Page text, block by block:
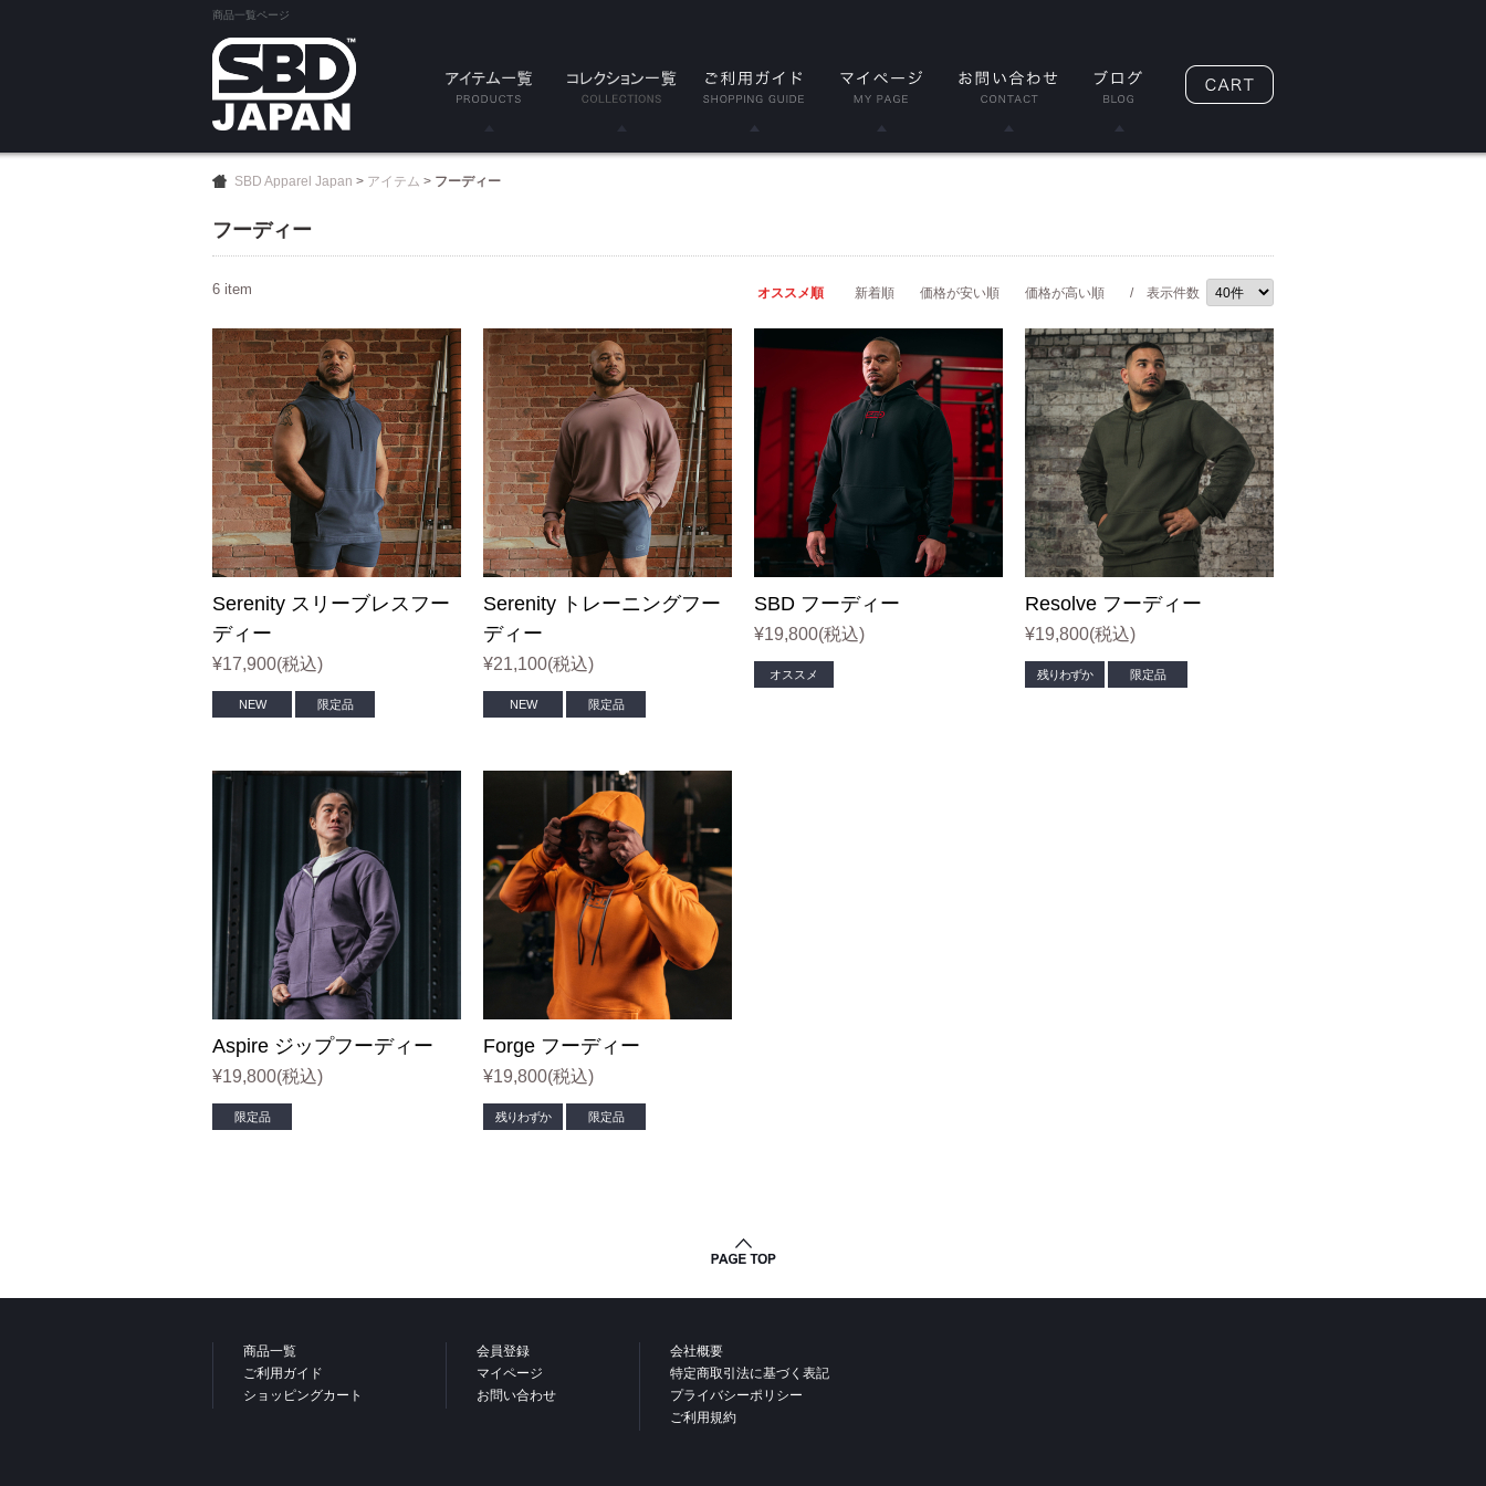
商品一覧ページ
エルボースリーブ
ニーラップ
リストラップ
リフティングストラッ
プ
シングレット
Tシャツ
タンクトップ
スウェットシャツ
ショーツ
ソックス
ヘッドウェア
バナー
Aspire(アスパイア)
Forge(フォージ)
Reflect(リフレクト)
Momentum(モメンタ
Phantom(ファントム)
Defy(デファイ)
Storm(ストーム)
ス)
Endure(エンデュア)
SBD Apparel Japan > アイテム > フーディー
フーディー
6 item オススメ順 新着順 価格が安い順 価格が高い順 / 表示件数
Serenity スリーブレスフー
ディー
¥17,900(税込)
NEW 限定品
Serenity トレーニングフー
ディー
¥21,100(税込)
NEW 限定品
SBD フーディー
¥19,800(税込)
オススメ
Resolve フーディー
¥19,800(税込)
残りわずか 限定品
Aspire ジップフーディー
¥19,800(税込)
限定品
Forge フーディー
¥19,800(税込)
残りわずか 限定品
商品一覧
ご利用ガイド
ショッピングカート
会員登録
マイページ
お問い合わせ
会社概要
特定商取引法に基づく表記
プライバシーポリシー
ご利用規約